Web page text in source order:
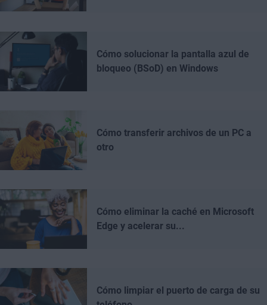
Cómo solucionar la pantalla azul de
bloqueo (BSoD) en Windows
Cómo transferir archivos de un PC a
otro
Cómo eliminar la caché en Microsoft
Edge y acelerar su...
Cómo limpiar el puerto de carga de su